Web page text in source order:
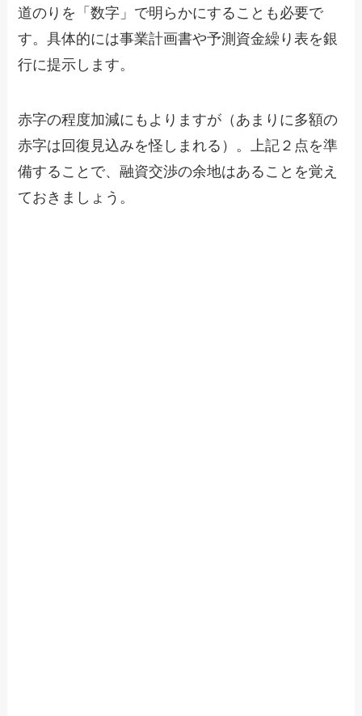
道のりを「数字」で明らかにすることも必要で
す。具体的には事業計画書や予測資金繰り表を銀
行に提示します。
赤字の程度加減にもよりますが（あまりに多額の
赤字は回復見込みを怪しまれる）。上記２点を準
備することで、融資交渉の余地はあることを覚え
ておきましょう。